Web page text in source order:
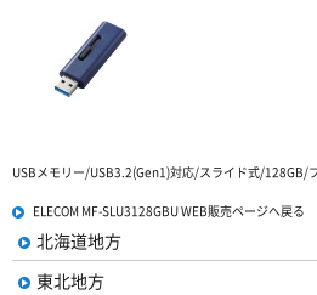
USBメモリー/USB3.2(Gen1)対応/スライド式/128GB/
ELECOM MF-SLU3128GBU WEB販売ページへ戻る
北海道地方
東北地方